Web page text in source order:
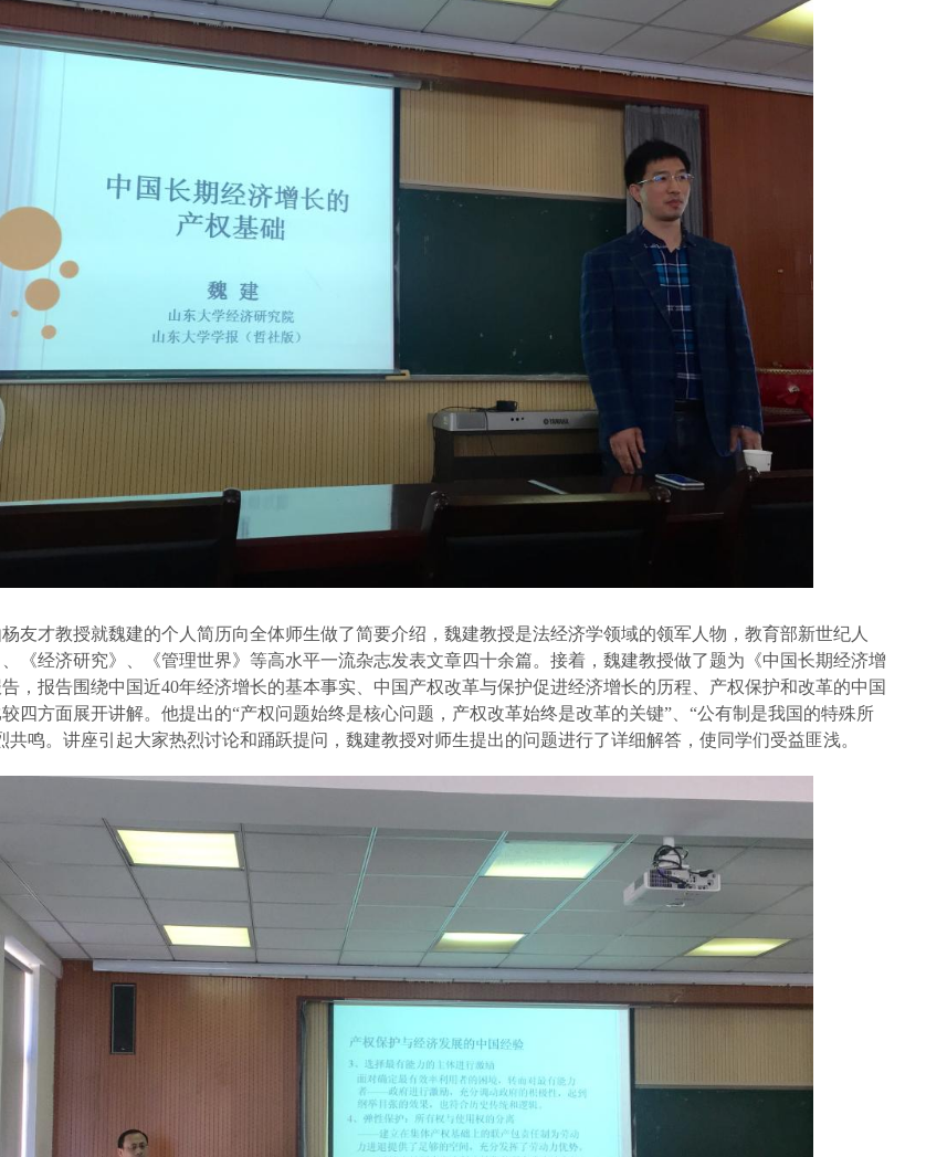
杨友才教授就魏建的个人简历向全体师生做了简要介绍，魏建教授是法经济学领域的领军人物，教育部新世纪人
《经济研究》、《管理世界》等高水平一流杂志发表文章四十余篇。接着，魏建教授做了题为《中国长期经济增
，报告围绕中国近40年经济增长的基本事实、中国产权改革与保护促进经济增长的历程、产权保护和改革的中国
四方面展开讲解。他提出的“产权问题始终是核心问题，产权改革始终是改革的关键”、“公有制是我国的特殊所
共鸣。讲座引起大家热烈讨论和踊跃提问，魏建教授对师生提出的问题进行了详细解答，使同学们受益匪浅。